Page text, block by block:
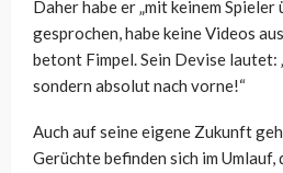
Daher habe er „mit keinem
gesprochen, habe keine Videos
betont Fimpel. Sein Devise lautet:
sondern absolut nach vorne!“
Auch auf seine eigene Zukunft
Gerüchte befinden sich im Umlauf,